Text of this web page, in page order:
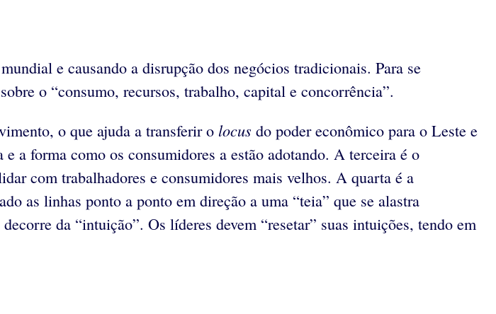
e causando a disrupção dos negócios tradicionais. Para se
o “consumo, recursos, trabalho, capital e concorrência”.
o que ajuda a transferir o locus do poder econômico para o Leste e
a forma como os consumidores a estão adotando. A terceira é o
com trabalhadores e consumidores mais velhos. A quarta é a
as linhas ponto a ponto em direção a uma “teia” que se alastra
da “intuição”. Os líderes devem “resetar” suas intuições, tendo em